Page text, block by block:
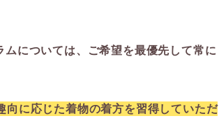
については、ご希望を最優先して常に
向に応じた着物の着方を習得していただ